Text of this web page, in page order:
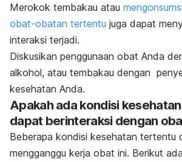
Merokok tembakau atau
obat-obatan tertentu juga dapat
interaksi terjadi.
Diskusikan penggunaan obat Anda
alkohol, atau tembakau dengan
kesehatan Anda.
Apakah ada kondisi
dapat berinteraksi dengan
Beberapa kondisi kesehatan tertentu
mengganggu kerja obat ini. Berikut